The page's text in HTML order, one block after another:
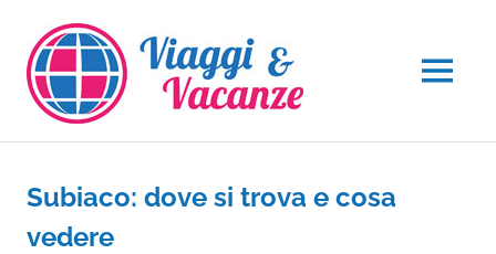
contenuto
MENU
Subiaco: dove si trova e cosa
vedere